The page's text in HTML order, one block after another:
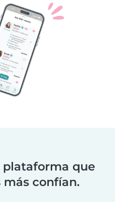
plataforma que
confían.